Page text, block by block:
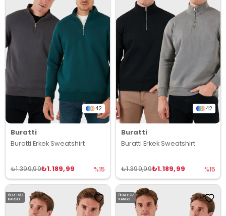
42
Buratti
Buratti Erkek Sweatshirt
₺1.189,99
₺1.399,99 %15
42
Buratti
Buratti Erkek Sweatshirt
₺1.189,99
₺1.399,99 %15
ÜCRETSIZ
KARGO
ÜCRETSIZ
KARGO